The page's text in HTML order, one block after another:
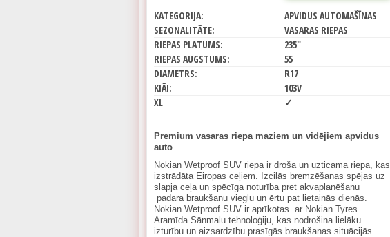
KATEGORIJA:
APVIDUS AUTOMAŠĪNAS
SEZONALITĀTE:
VASARAS RIEPAS
RIEPAS PLATUMS:
235"
RIEPAS AUGSTUMS:
55
DIAMETRS:
R17
KIĀI:
103V
XL
✓
Premium vasaras riepa maziem un vidējiem apvidus
auto
Nokian Wetproof SUV riepa ir droša un uzticama riepa, kas
izstrādāta Eiropas ceļiem. Izcilās bremzēšanas spējas uz
slapja ceļa un spēcīga noturība pret akvaplanēšanu
padara braukšanu vieglu un ērtu pat lietainās dienās.
Nokian Wetproof SUV ir aprīkotas ar Nokian Tyres
Aramīda Sānmalu tehnoloģiju, kas nodrošina lielāku
izturību un aizsardzību prasīgās braukšanas situācijās.